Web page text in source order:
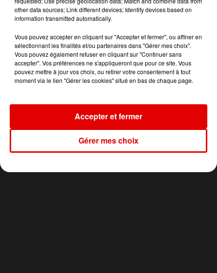
TITRES DIFFUSÉS
9h14
9h14
JEREMY FREROT
9h10
9h10
SHANIA TWAIN
I'm Gonna Getcha
9h07
9h07
JUNGELI FEAT. EMMA
other data sources; Link different devices; Identify devices based on
information transmitted automatically.
Vous pouvez accepter en cliquant sur "Accepter et fermer", ou affiner en
sélectionnant les finalités et/ou partenaires dans "Gérer mes choix".
Vous pouvez également refuser en cliquant sur "Continuer sans
accepter". Vos préférences ne s'appliqueront que pour ce site. Vous
pouvez mettre à jour vos choix, ou retirer votre consentement à tout
moment via le lien "Gérer les cookies" situé en bas de chaque page.
Gérer mes choix
Accepter et fermer